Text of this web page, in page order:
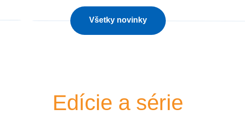
Všetky novinky
Edície a série